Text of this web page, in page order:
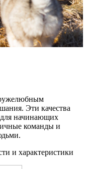
Эти качества
начинающих
команды и
и характеристики